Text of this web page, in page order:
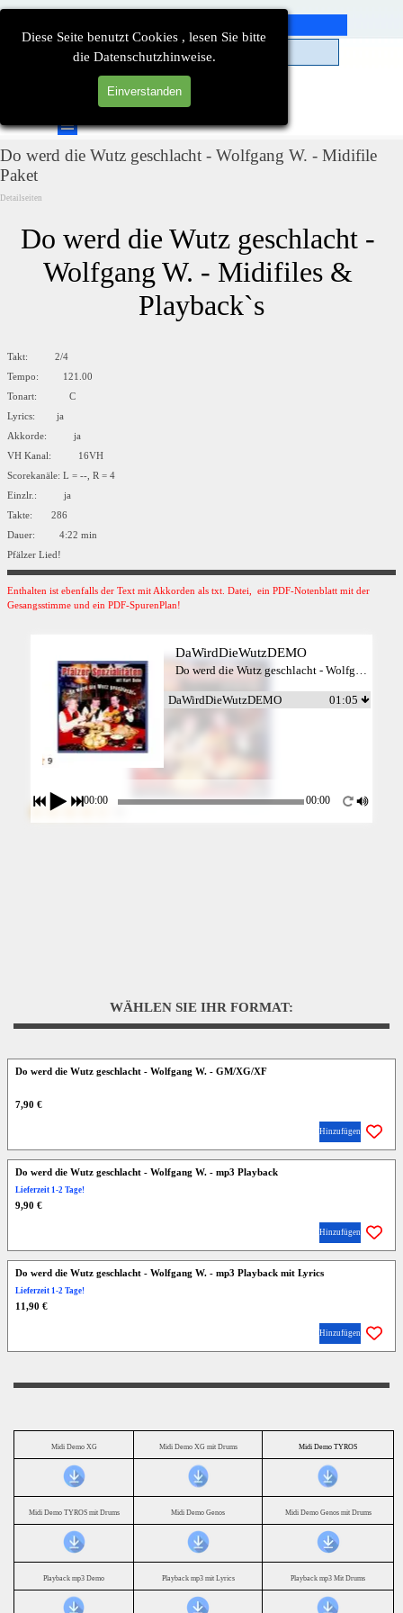
Diese Seite benutzt Cookies , lesen Sie bitte
die Datenschutzhinweise.
Einverstanden
Direkt zum Seiteninhalt
Menü überspringen
Do werd die Wutz geschlacht - Wolfgang W. - Midifile
Paket
Detailseiten
Do werd die Wutz geschlacht -
Wolfgang W. - Midifiles &
Playback`s
Takt: 2/4
Tempo: 121.00
Tonart: C
Lyrics: ja
Akkorde: ja
VH Kanal: 16VH
Scorekanäle: L = --, R = 4
Einzlr.: ja
Takte: 286
Dauer: 4:22 min
Pfälzer Lied!
Enthalten ist ebenfalls der Text mit Akkorden als txt. Datei, ein PDF-Notenblatt mit der
Gesangsstimme und ein PDF-SpurenPlan!
DaWirdDieWutzDEMO
DaWirdDieWutzDEMO 01:05
00:00 00:00
WÄHLEN SIE IHR FORMAT:
Do werd die Wutz geschlacht - Wolfgang W. - GM/XG/XF
7,90 €
Hinzufügen
Do werd die Wutz geschlacht - Wolfgang W. - mp3 Playback
Lieferzeit 1-2 Tage!
9,90 €
Hinzufügen
Do werd die Wutz geschlacht - Wolfgang W. - mp3 Playback mit Lyrics
Lieferzeit 1-2 Tage!
11,90 €
Hinzufügen
Midi Demo XG Midi Demo XG mit Drums Midi Demo TYROS
Midi Demo TYROS mit Drums Midi Demo Genos Midi Demo Genos mit Drums
Playback mp3 Demo Playback mp3 mit Lyrics Playback mp3 Mit Drums